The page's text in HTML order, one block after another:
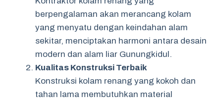
berpengalaman akan merancang kolam
yang menyatu dengan keindahan alam
sekitar, menciptakan harmoni antara desain
modern dan alam liar Gunungkidul.
Kualitas Konstruksi Terbaik
Konstruksi kolam renang yang kokoh dan
tahan lama membutuhkan material